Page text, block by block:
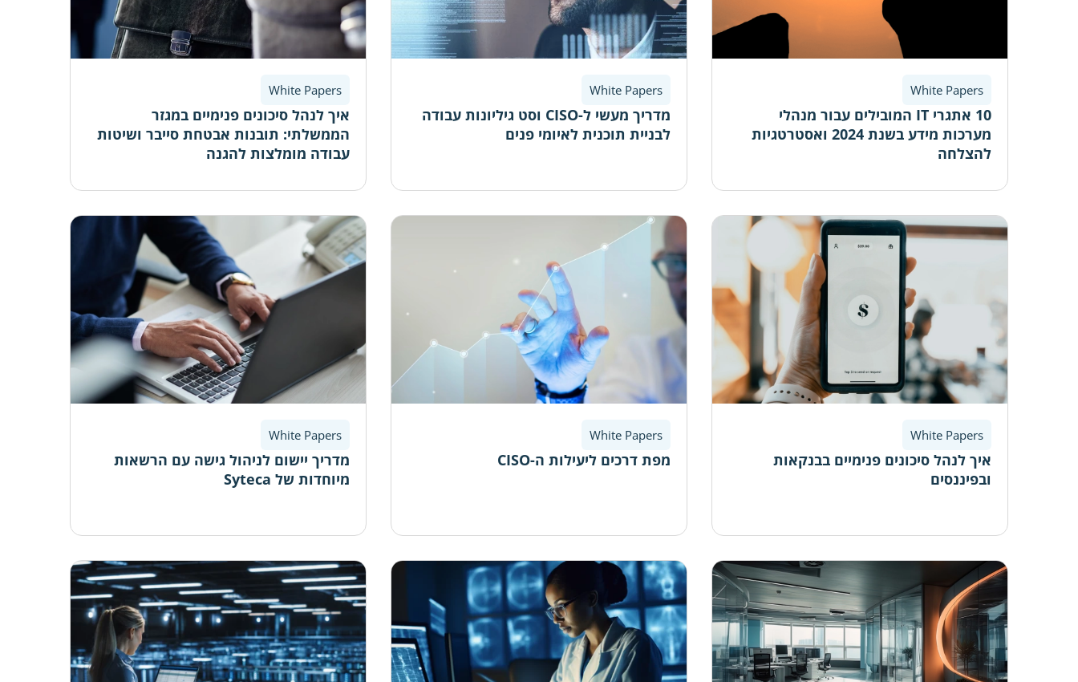
White Papers
10 אתגרי IT המובילים עבור מנהלי
מערכות מידע בשנת 2024 ואסטרטגיות
להצלחה
White Papers
מדריך מעשי ל-CISO וסט גיליונות עבודה
לבניית תוכנית לאיומי פנים
White Papers
איך לנהל סיכונים פנימיים במגזר
הממשלתי: תובנות אבטחת סייבר ושיטות
עבודה מומלצות להגנה
White Papers
איך לנהל סיכונים פנימיים בבנקאות
ובפיננסים
White Papers
מפת דרכים ליעילות ה-CISO
White Papers
מדריך יישום לניהול גישה עם הרשאות
מיוחדות של Syteca